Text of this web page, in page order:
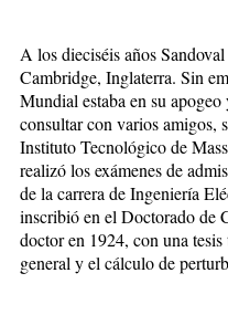
A los dieciséis años
Cambridge, Inglaterra. Sin
Mundial estaba en su
consultar con varios amigos,
Instituto Tecnológico de
realizó los exámenes de
de la carrera de Ingeniería
inscribió en el Doctorado de
doctor en 1924, con una
general y el cálculo de